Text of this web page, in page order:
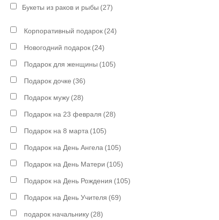
Букеты из раков и рыбы (27)
Корпоративный подарок (24)
Новогодний подарок (24)
Подарок для женщины (105)
Подарок дочке (36)
Подарок мужу (28)
Подарок на 23 февраля (28)
Подарок на 8 марта (105)
Подарок на День Ангела (105)
Подарок на День Матери (105)
Подарок на День Рождения (105)
Подарок на День Учителя (69)
подарок начальнику (28)